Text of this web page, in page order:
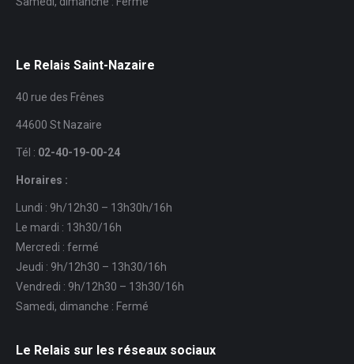
Le Relais Saint-Nazaire
40 rue des Frênes
44600 St Nazaire
Tél : 02-40-19-00-24
Horaires :
Lundi : 9h/12h30 – 13h30h/16h
Le mardi : 13h30/16h
Mercredi : fermé
Jeudi : 9h/12h30 – 13h30/16h
Vendredi : 9h/12h30 – 13h30/16h
Samedi, dimanche : Fermé
Le Relais sur les réseaux sociaux